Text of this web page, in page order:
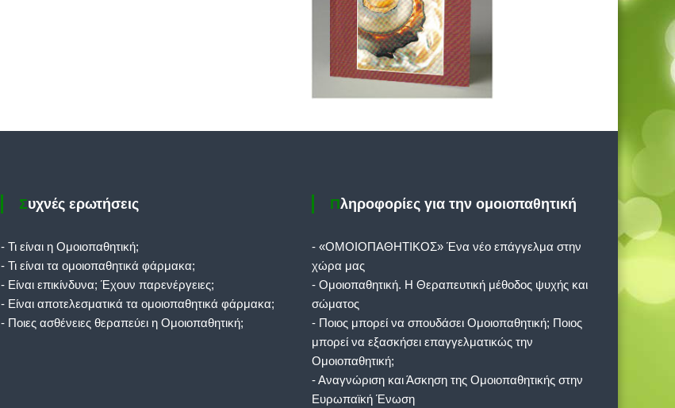
Συχνές ερωτήσεις
- Τι είναι η Ομοιοπαθητική;
- Τι είναι τα ομοιοπαθητικά φάρμακα;
- Είναι επικίνδυνα; Έχουν παρενέργειες;
- Είναι αποτελεσματικά τα ομοιοπαθητικά φάρμακα;
- Ποιες ασθένειες θεραπεύει η Ομοιοπαθητική;
Πληροφορίες για την ομοιοπαθητική
- «ΟΜΟΙΟΠΑΘΗΤΙΚΟΣ» Ένα νέο επάγγελμα στην
χώρα μας
- Ομοιοπαθητική. Η Θεραπευτική μέθοδος ψυχής και
σώματος
- Ποιος μπορεί να σπουδάσει Ομοιοπαθητική; Ποιος
μπορεί να εξασκήσει επαγγελματικώς την
Ομοιοπαθητική;
- Αναγνώριση και Άσκηση της Ομοιοπαθητικής στην
Ευρωπαϊκή Ένωση